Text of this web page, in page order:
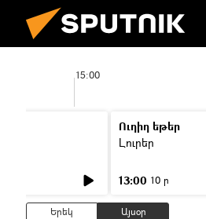
15:00
Ուղիղ եթեր
Լուրեր
13:00 10 ր
Երեկ Այսօր